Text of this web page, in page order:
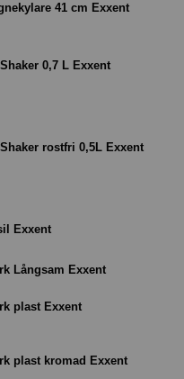
41 cm Exxent
0,7 L Exxent
rostfri 0,5L Exxent
Exxent
Långsam Exxent
plast Exxent
plast kromad Exxent